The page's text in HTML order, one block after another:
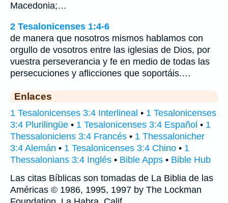
Macedonia;…
2 Tesalonicenses 1:4-6
de manera que nosotros mismos hablamos con
orgullo de vosotros entre las iglesias de Dios, por
vuestra perseverancia y fe en medio de todas las
persecuciones y aflicciones que soportáis.…
Enlaces
1 Tesalonicenses 3:4 Interlineal • 1 Tesalonicenses
3:4 Plurilingüe • 1 Tesalonicenses 3:4 Español • 1
Thessaloniciens 3:4 Francés • 1 Thessalonicher
3:4 Alemán • 1 Tesalonicenses 3:4 Chino • 1
Thessalonians 3:4 Inglés • Bible Apps • Bible Hub
Las citas Bíblicas son tomadas de La Biblia de las
Américas © 1986, 1995, 1997 by The Lockman